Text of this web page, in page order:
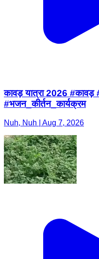
कावड़ यात्रा 2026 #कावड़
#भजन_कीर्तन_कार्यक्रम
Nuh, Nuh | Aug 7, 2026